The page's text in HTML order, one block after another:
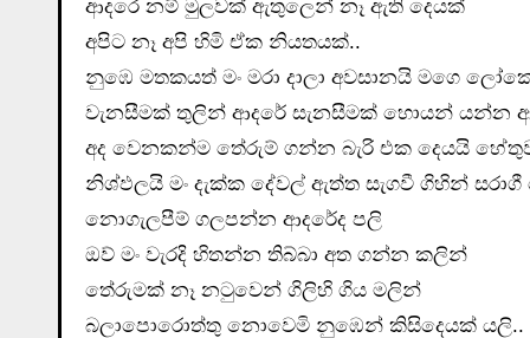
ආදරෙ නම් මුලවක් ඇතුලෙන් නෑ ඇති දෙයක්
අපිට නෑ අපි හිමි ඒක නියතයක්..
නුඹෙ මතකයත් මං මරා දාලා අවසානයි මගෙ
වැනසීමක් තුලින් ආදරේ සැනසීමක් හොයන් යන්න
අද වෙනකන්ම තේරුම් ගන්න බැරි එක දෙයයි
නිශ්ඵලයි මං දැක්ක දේවල් ඇත්ත සැගවී ගිහින්
නොගැලපීම් ගලපන්න ආදරේද පලි
ඔව් මං වැරදි හිතන්න තිබ්බා අත ගන්න කලින්
තේරුමක් නෑ නටුවෙන් ගිලිහි ගිය මලින්
බලාපොරොත්තු නොවෙමි නුඹෙන් කිසිදෙයක් යලි..